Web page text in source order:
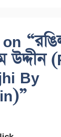
উদ্দীন
By